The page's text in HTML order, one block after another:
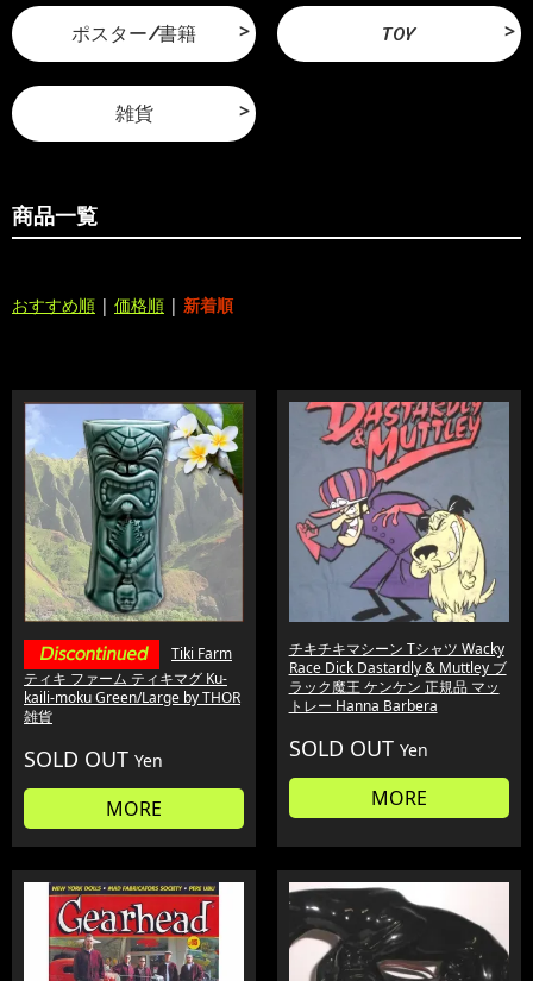
ポスター/書籍 TOY
雑貨
商品一覧
おすすめ順 | 価格順 | 新着順
Tiki Farm
ティキ ファーム ティキマグ Ku-
kaili-moku Green/Large by THOR
雑貨
SOLD OUT Yen
MORE
チキチキマシーン Tシャツ Wacky
Race Dick Dastardly & Muttley ブ
ラック魔王 ケンケン 正規品 マッ
トレー Hanna Barbera
SOLD OUT Yen
MORE